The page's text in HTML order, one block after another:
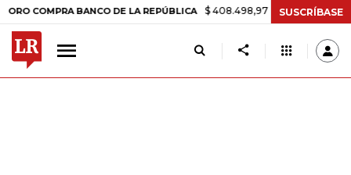
BANCO DE LA REPÚBLICA $ 408.498,97 +$ 8.753,81 +2,19%
SUSCRÍBASE